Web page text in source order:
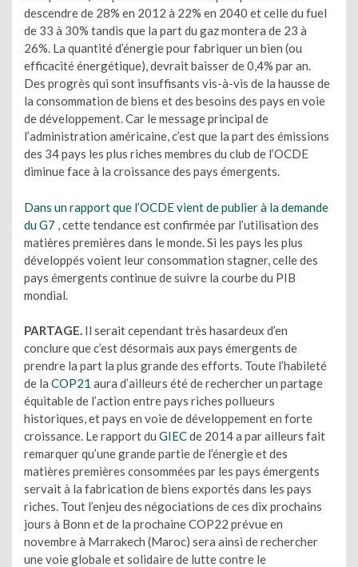
descendre de 28% en 2012 à 22% en 2040 et celle du fuel
de 33 à 30% tandis que la part du gaz montera de 23 à
26%. La quantité d’énergie pour fabriquer un bien (ou
efficacité énergétique), devrait baisser de 0,4% par an.
Des progrès qui sont insuffisants vis-à-vis de la hausse de
la consommation de biens et des besoins des pays en voie
de développement. Car le message principal de
l’administration américaine, c’est que la part des émissions
des 34 pays les plus riches membres du club de l’OCDE
diminue face à la croissance des pays émergents.
Dans un rapport que l’OCDE vient de publier à la demande
du G7 , cette tendance est confirmée par l’utilisation des
matières premières dans le monde. Si les pays les plus
développés voient leur consommation stagner, celle des
pays émergents continue de suivre la courbe du PIB
mondial.
PARTAGE. Il serait cependant très hasardeux d’en
conclure que c’est désormais aux pays émergents de
prendre la part la plus grande des efforts. Toute l’habileté
de la COP21 aura d’ailleurs été de rechercher un partage
équitable de l’action entre pays riches pollueurs
historiques, et pays en voie de développement en forte
croissance. Le rapport du GIECde 2014 a par ailleurs fait
remarquer qu’une grande partie de l’énergie et des
matières premières consommées par les pays émergents
servait à la fabrication de biens exportés dans les pays
riches. Tout l’enjeu des négociations de ces dix prochains
jours à Bonn et de la prochaine COP22 prévue en
novembre à Marrakech (Maroc) sera ainsi de rechercher
une voie globale et solidaire de lutte contre le